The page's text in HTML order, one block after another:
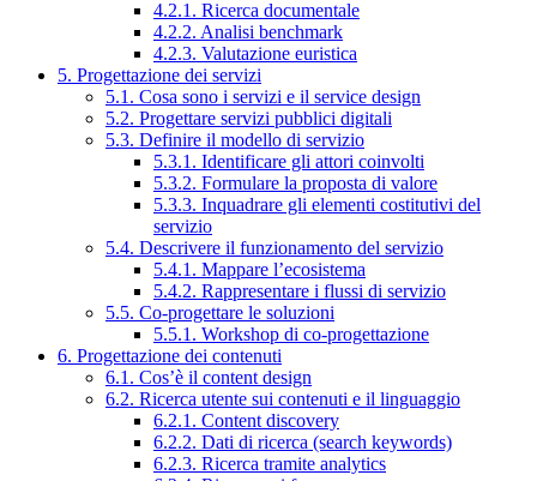
4.2.1. Ricerca documentale
4.2.2. Analisi benchmark
4.2.3. Valutazione euristica
5. Progettazione dei servizi
5.1. Cosa sono i servizi e il service design
5.2. Progettare servizi pubblici digitali
5.3. Definire il modello di servizio
5.3.1. Identificare gli attori coinvolti
5.3.2. Formulare la proposta di valore
5.3.3. Inquadrare gli elementi costitutivi del
servizio
5.4. Descrivere il funzionamento del servizio
5.4.1. Mappare l’ecosistema
5.4.2. Rappresentare i flussi di servizio
5.5. Co-progettare le soluzioni
5.5.1. Workshop di co-progettazione
6. Progettazione dei contenuti
6.1. Cos’è il content design
6.2. Ricerca utente sui contenuti e il linguaggio
6.2.1. Content discovery
6.2.2. Dati di ricerca (search keywords)
6.2.3. Ricerca tramite analytics